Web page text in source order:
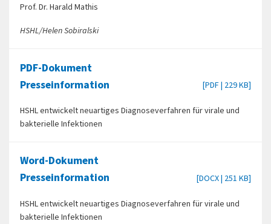
Prof. Dr. Harald Mathis
HSHL/Helen Sobiralski
PDF-Dokument
Presseinformation
[PDF | 229 KB]
HSHL entwickelt neuartiges Diagnoseverfahren für virale und
bakterielle Infektionen
Word-Dokument
Presseinformation
[DOCX | 251 KB]
HSHL entwickelt neuartiges Diagnoseverfahren für virale und
bakterielle Infektionen